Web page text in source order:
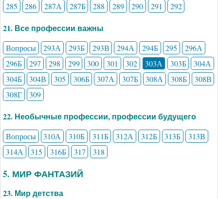
285
286 287А 287Б 288 289 290 291 292
21. Все профессии важны
Вопросы 293А 293Б 293В 294А 294Б 295
296А
296Б
297 298 299 300 301 302 303А 303Б
304А
304Б
304В 305 306Б 307А 307Б 308А 308Б
308В
308Г
309
22. Необычные профессии, профессии будущего
Вопросы 310А 310Б 311Б 312А 312Б 313Б
313В
314А
315 316Б 317 318
5. МИР ФАНТАЗИЙ
23. Мир детства